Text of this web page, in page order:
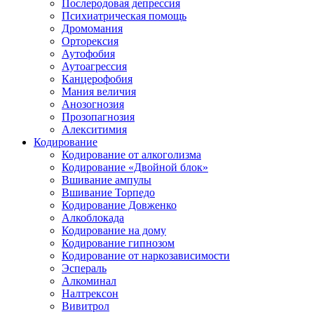
Послеродовая депрессия
Психиатрическая помощь
Дромомания
Орторексия
Аутофобия
Аутоагрессия
Канцерофобия
Мания величия
Анозогнозия
Прозопагнозия
Алекситимия
Кодирование
Кодирование от алкоголизма
Кодирование «Двойной блок»
Вшивание ампулы
Вшивание Торпедо
Кодирование Довженко
Алкоблокада
Кодирование на дому
Кодирование гипнозом
Кодирование от наркозависимости
Эспераль
Алкоминал
Налтрексон
Вивитрол